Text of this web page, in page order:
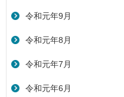
令和元年9月
令和元年8月
令和元年7月
令和元年6月